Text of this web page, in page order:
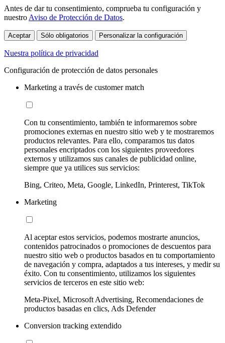
Antes de dar tu consentimiento, comprueba tu configuración y
nuestro Aviso de Protección de Datos.
Aceptar Sólo obligatorios Personalizar la configuración
Nuestra política de privacidad
Configuración de protección de datos personales
Marketing a través de customer match
Con tu consentimiento, también te informaremos sobre
promociones externas en nuestro sitio web y te mostraremos
productos relevantes. Para ello, comparamos tus datos
personales encriptados con los siguientes proveedores
externos y utilizamos sus canales de publicidad online,
siempre que ya utilices sus servicios:
Bing, Criteo, Meta, Google, LinkedIn, Printerest, TikTok
Marketing
Al aceptar estos servicios, podemos mostrarte anuncios,
contenidos patrocinados o promociones de descuentos para
nuestro sitio web o productos basados en tu comportamiento
de navegación y compra, adaptados a tus intereses, y medir su
éxito. Con tu consentimiento, utilizamos los siguientes
servicios de terceros en este sitio web:
Meta-Pixel, Microsoft Advertising, Recomendaciones de
productos basadas en clics, Ads Defender
Conversion tracking extendido